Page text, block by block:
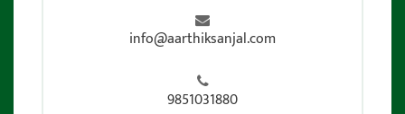
info@aarthiksanjal.com
9851031880